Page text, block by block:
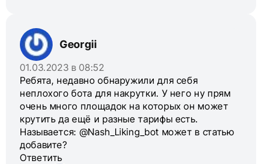
Georgii
01.03.2023 в 08:52
Ребята, недавно обнаружили для себя
неплохого бота для накрутки. У него ну прям
очень много площадок на которых он может
крутить да ещё и разные тарифы есть.
Называется: @Nash_Liking_bot может в статью
добавите?
Ответить